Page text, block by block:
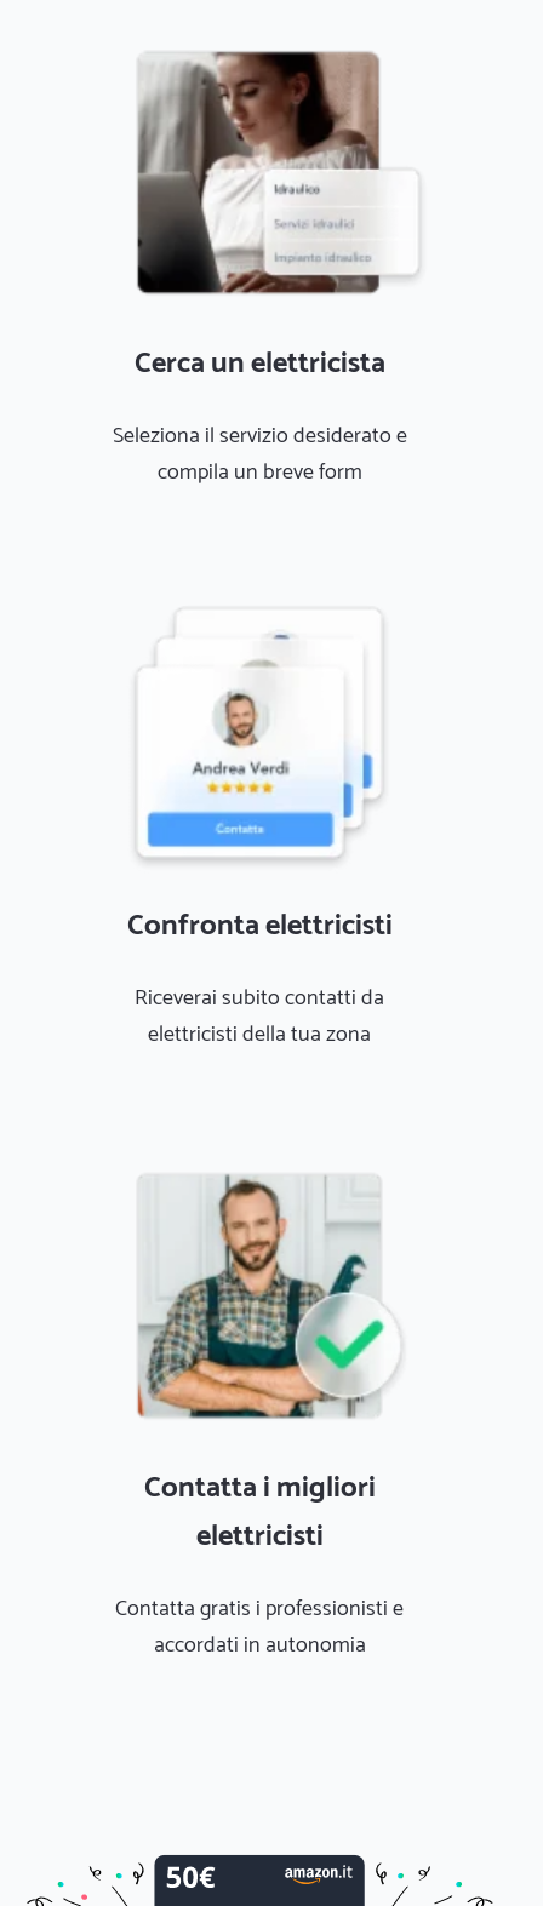
Cerca un elettricista
Seleziona il servizio desiderato e
compila un breve form
Confronta elettricisti
Riceverai subito contatti da
elettricisti della tua zona
Contatta i migliori
elettricisti
Contatta gratis i professionisti e
accordati in autonomia